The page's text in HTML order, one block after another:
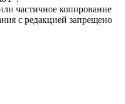
частичное копирование
с редакцией запрещено